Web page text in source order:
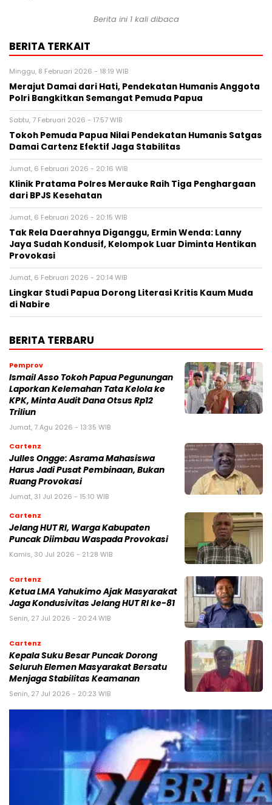
Berita ini 1 kali dibaca
BERITA TERKAIT
Minggu, 8 Februari 2026 - 18:19 WIB
Merajut Damai dari Hati, Pendekatan Humanis Anggota
Polri Bangkitkan Semangat Pemuda Papua
Sabtu, 7 Februari 2026 - 17:57 WIB
Tokoh Pemuda Papua Nilai Pendekatan Humanis Satgas
Damai Cartenz Efektif Jaga Stabilitas
Jumat, 6 Februari 2026 - 20:16 WIB
Klinik Pratama Polres Merauke Raih Tiga Penghargaan
dari BPJS Kesehatan
Jumat, 6 Februari 2026 - 20:15 WIB
Tak Rela Daerahnya Diganggu, Ermin Wenda: Lanny
Jaya Sudah Kondusif, Kelompok Luar Diminta Hentikan
Provokasi
Jumat, 6 Februari 2026 - 20:14 WIB
Lingkar Studi Papua Dorong Literasi Kritis Kaum Muda
di Nabire
BERITA TERBARU
Pemprov
Ismail Asso Tokoh Papua Pegunungan
Laporkan Kelemahan Tata Kelola ke
KPK, Minta Audit Dana Otsus Rp12
Triliun
Jumat, 7 Agu 2026 - 13:35 WIB
Cartenz
Julles Ongge: Asrama Mahasiswa
Harus Jadi Pusat Pembinaan, Bukan
Ruang Provokasi
Jumat, 31 Jul 2026 - 15:10 WIB
Cartenz
Jelang HUT RI, Warga Kabupaten
Puncak Diimbau Waspada Provokasi
Kamis, 30 Jul 2026 - 21:28 WIB
Cartenz
Ketua LMA Yahukimo Ajak Masyarakat
Jaga Kondusivitas Jelang HUT RI ke-81
Senin, 27 Jul 2026 - 20:24 WIB
Cartenz
Kepala Suku Besar Puncak Dorong
Seluruh Elemen Masyarakat Bersatu
Menjaga Stabilitas Keamanan
Senin, 27 Jul 2026 - 20:23 WIB